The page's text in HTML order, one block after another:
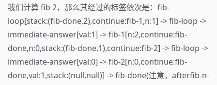
我们计算 fib 2，那么其经过的标签依次是：fib-
loop[stack:(fib-done,2),continue:fib-1,n:1] -> fib-loop ->
immediate-answer[val:1] -> fib-1[n:2,continue:fib-
done,n:0,stack:(fib-done,1),continue:fib-2] -> fib-loop ->
immediate-answer[val:0] -> fib-2[n:0,continue:fib-
done,val:1,stack:(null,null)] -> fib-done(注意，afterfib-n-